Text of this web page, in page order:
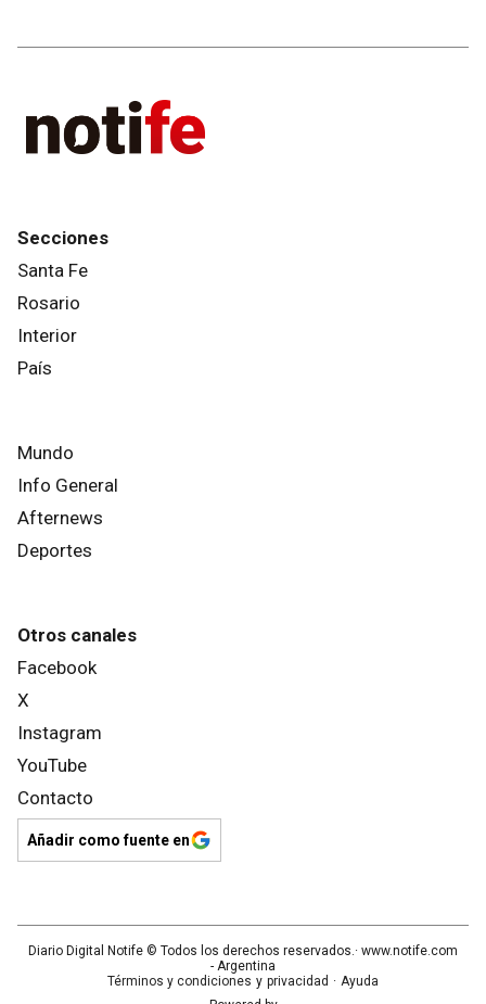
Secciones
Santa Fe
Rosario
Interior
País
Mundo
Info General
Afternews
Deportes
Otros canales
Facebook
X
Instagram
YouTube
Contacto
Añadir como fuente en
Diario Digital Notife © Todos los derechos reservados.· www.notife.com
- Argentina
Términos y condiciones y privacidad · Ayuda